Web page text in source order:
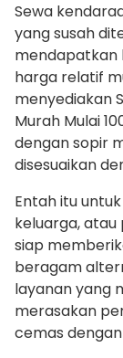
Sewa
yang susah
mendapatkan
harga relatif
menyediakan
Murah Mulai
dengan sopir
disesuaikan
Entah itu
keluarga,
siap
beragam
layanan yang
merasakan
cemas